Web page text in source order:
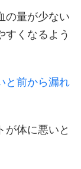
の量が少ない
すくなるよう
と前から漏れ
が体に悪いと